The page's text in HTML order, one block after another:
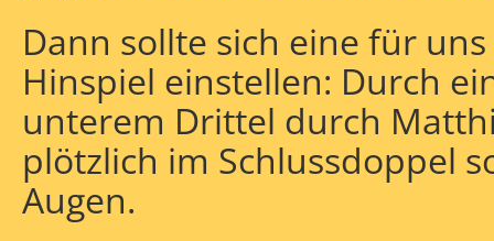
Dann sollte sich eine für
Hinspiel einstellen: Durch
unterem Drittel durch
plötzlich im Schlussdoppel
Augen.